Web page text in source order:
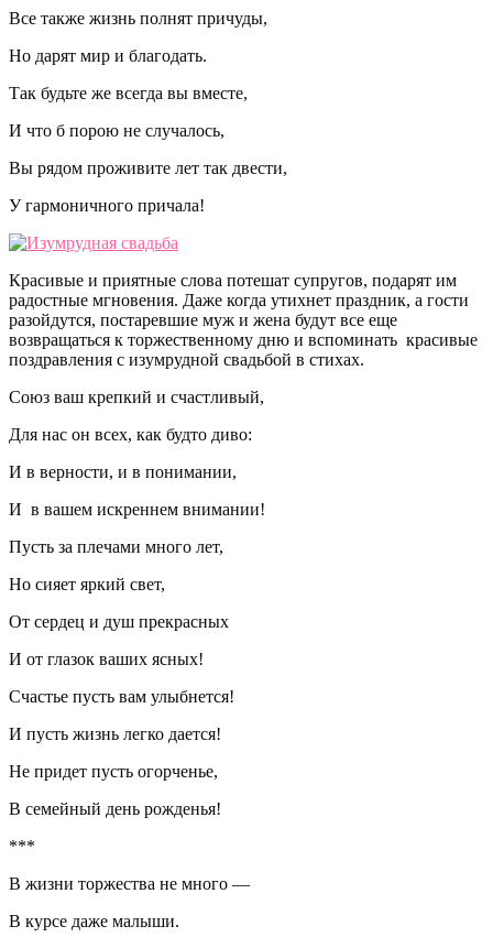
Все также жизнь полнят причуды,
Но дарят мир и благодать.
Так будьте же всегда вы вместе,
И что б порою не случалось,
Вы рядом проживите лет так двести,
У гармоничного причала!
Красивые и приятные слова потешат супругов, подарят им
радостные мгновения. Даже когда утихнет праздник, а гости
разойдутся, постаревшие муж и жена будут все еще
возвращаться к торжественному дню и вспоминать красивые
поздравления с изумрудной свадьбой в стихах.
Союз ваш крепкий и счастливый,
Для нас он всех, как будто диво:
И в верности, и в понимании,
И в вашем искреннем внимании!
Пусть за плечами много лет,
Но сияет яркий свет,
От сердец и душ прекрасных
И от глазок ваших ясных!
Счастье пусть вам улыбнется!
И пусть жизнь легко дается!
Не придет пусть огорченье,
В семейный день рожденья!
***
В жизни торжества не много —
В курсе даже малыши.